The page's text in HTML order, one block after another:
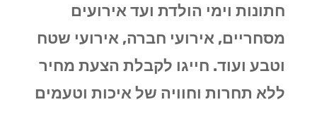
חתונות וימי הולדת ועד אירועים
מסחריים, אירועי חברה, אירועי שטח
וטבע ועוד. חייגו לקבלת הצעת מחיר
ללא תחרות וחוויה של איכות וטעמים